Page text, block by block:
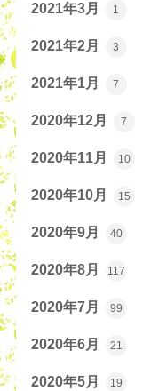
2021年3月 1
2021年2月 3
2021年1月 7
2020年12月 7
2020年11月 10
2020年10月 15
2020年9月 40
2020年8月 117
2020年7月 99
2020年6月 21
2020年5月 19